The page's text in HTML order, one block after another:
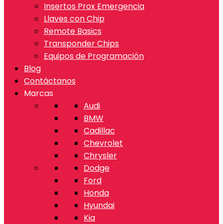
Insertos Prox Emergencia
Llaves con Chip
Remote Basics
Transponder Chips
Equipos de Programación
Blog
Contáctanos
Marcas
Audi
BMW
Cadillac
Chevrolet
Chrysler
Dodge
Ford
Honda
Hyundai
Kia